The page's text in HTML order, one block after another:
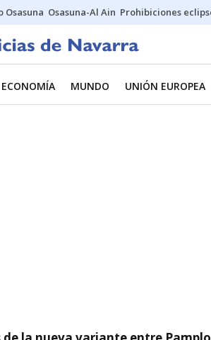
Osasuna Osasuna-Al Ain Prohibiciones
ECONOMÍA MUNDO UNIÓN EUROPEA